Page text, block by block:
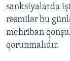
sanksiyalarda
rəsmilər bu
mehriban
qorunmalıdır.